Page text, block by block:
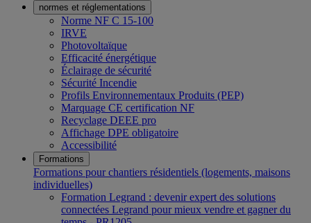
normes et réglementations
Norme NF C 15-100
IRVE
Photovoltaïque
Efficacité énergétique
Éclairage de sécurité
Sécurité Incendie
Profils Environnementaux Produits (PEP)
Marquage CE certification NF
Recyclage DEEE pro
Affichage DPE obligatoire
Accessibilité
Formations
Formations pour chantiers résidentiels (logements, maisons
individuelles)
Formation Legrand : devenir expert des solutions
connectées Legrand pour mieux vendre et gagner du